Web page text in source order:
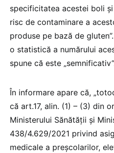
specificitatea acestei boli
risc de contaminare a
produse pe bază de
o statistică a numărului
spune că este
În informare apare că,
că art.17, alin. (1) – (3) din
Ministerului Sănătății și
438/4.629/2021 privind
medicale a preșcolarilor,